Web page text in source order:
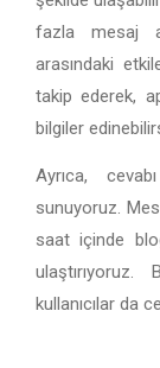
fazla mesaj
arasındaki
takip ederek,
bilgiler
Ayrıca,
sunuyoruz.
saat içinde
kullanıcılar da